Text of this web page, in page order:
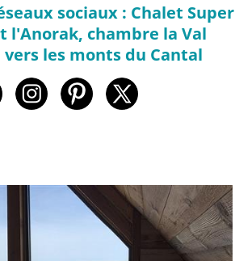
sociaux : Chalet Super
l'Anorak, chambre la Val
les monts du Cantal